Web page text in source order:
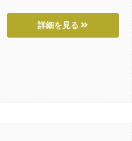
詳細を見る